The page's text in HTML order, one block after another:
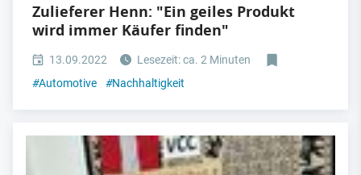
Zulieferer Henn: "Ein geiles Produkt
wird immer Käufer finden"
13.09.2022
Lesezeit: ca. 2 Minuten
#Automotive #Nachhaltigkeit